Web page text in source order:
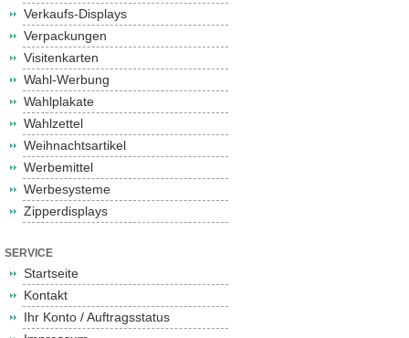
Verkaufs-Displays
Verpackungen
Visitenkarten
Wahl-Werbung
Wahlplakate
Wahlzettel
Weihnachtsartikel
Werbemittel
Werbesysteme
Zipperdisplays
SERVICE
Startseite
Kontakt
Ihr Konto / Auftragsstatus